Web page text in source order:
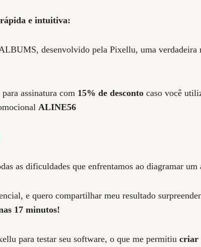
e intuitiva:
desenvolvido pela Pixellu, uma verdadeira
assinatura com 15% de desconto caso você
ALINE56
as dificuldades que enfrentamos ao diagramar um
e quero compartilhar meu resultado
17 minutos!
para testar seu software, o que me permitiu criar